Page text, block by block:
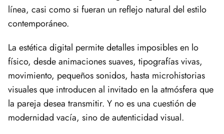
línea, casi como si fueran un reflejo natural del estilo
contemporáneo.
La estética digital permite detalles imposibles en lo
físico, desde animaciones suaves, tipografías vivas,
movimiento, pequeños sonidos, hasta microhistorias
visuales que introducen al invitado en la atmósfera que
la pareja desea transmitir. Y no es una cuestión de
modernidad vacía, sino de autenticidad visual.